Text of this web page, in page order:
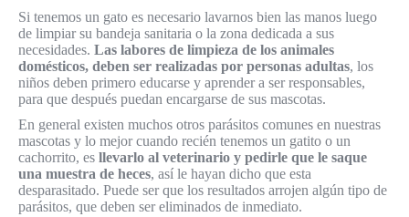
Si tenemos un gato es necesario lavarnos bien las manos luego
de limpiar su bandeja sanitaria o la zona dedicada a sus
necesidades. Las labores de limpieza de los animales
domésticos, deben ser realizadas por personas adultas, los
niños deben primero educarse y aprender a ser responsables,
para que después puedan encargarse de sus mascotas.
En general existen muchos otros parásitos comunes en nuestras
mascotas y lo mejor cuando recién tenemos un gatito o un
cachorrito, es llevarlo al veterinario y pedirle que le saque
una muestra de heces, así le hayan dicho que esta
desparasitado. Puede ser que los resultados arrojen algún tipo de
parásitos, que deben ser eliminados de inmediato.